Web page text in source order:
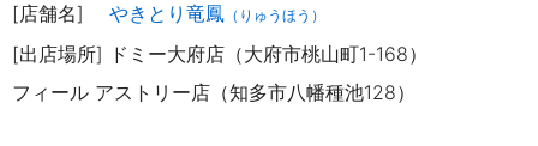
[店舗名] やきとり竜鳳 （りゅうほう）
[出店場所] ドミー大府店（大府市桃山町1-168）
フィール アストリー店（知多市八幡種池128）